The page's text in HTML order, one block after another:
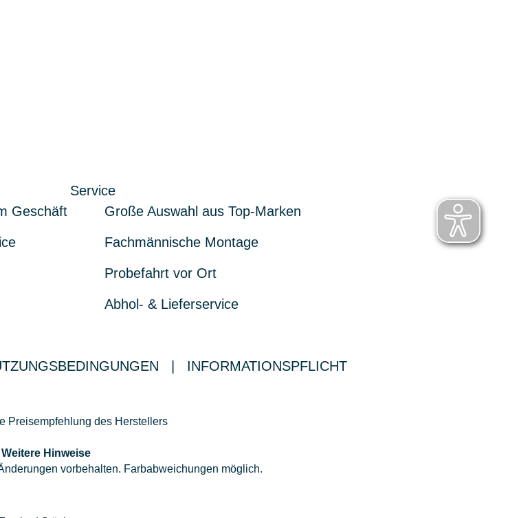
Geschäft
Service
Große Auswahl aus Top-Marken
Fachmännische Montage
Probefahrt vor Ort
Abhol- & Lieferservice
INFORMATIONSPFLICHT
Preisempfehlung des Herstellers
Weitere Hinweise
vorbehalten. Farbabweichungen möglich.